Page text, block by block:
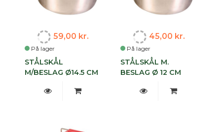
På lager
59,00 kr.
STÅLSKÅL
M/BESLAG Ø14.5 CM
På lager
45,00 kr.
STÅLSKÅL M.
BESLAG Ø 12 CM